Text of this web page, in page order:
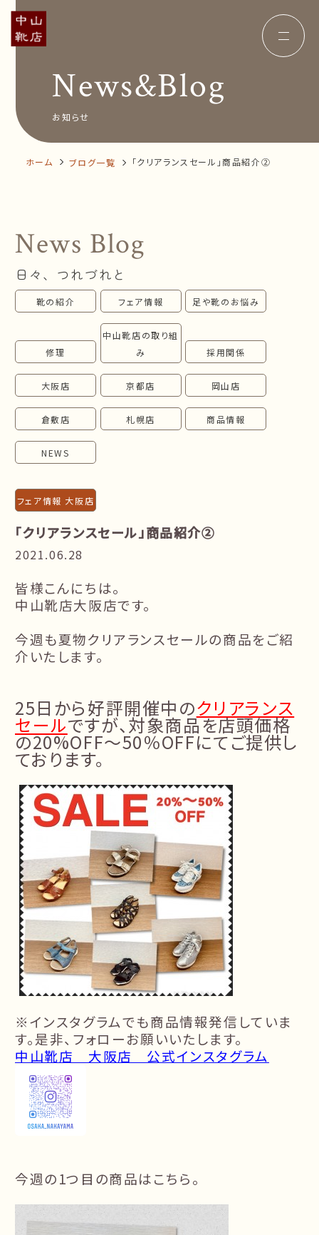
Concept コンセプト
Insole オーダー中敷き
News&Blog
Company 会社概要
オンラインショップ
お問い合わせ
News&Blog
お知らせ
ホーム ブログ一覧 「クリアランスセール」商品紹介②
News Blog
日々、つれづれと
靴の紹介 フェア情報 足や靴のお悩み
修理
中山靴店の取り組
み
採用関係
大阪店 京都店 岡山店
倉敷店 札幌店 商品情報
NEWS
フェア情報 大阪店
「クリアランスセール」商品紹介②
2021.06.28
皆様こんにちは。
中山靴店大阪店です。
今週も夏物クリアランスセールの商品をご紹
介いたします。
25日から好評開催中のクリアランス
セールですが、対象商品を店頭価格
の20%OFF〜50％OFFにてご提供し
ております。
※インスタグラムでも商品情報発信していま
す。是非、フォローお願いいたします。
中山靴店 大阪店 公式インスタグラム
今週の1つ目の商品はこちら。